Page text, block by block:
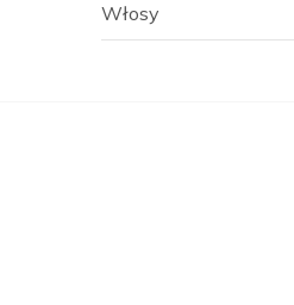
Włosy